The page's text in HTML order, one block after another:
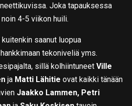
Joka tapauksessa
4-5 viikon huili.
saanut luopua
tekoniveliä yms.
sillä kolhiintuneetVille
ja Matti Lähitie ovat kaikki tänään
Jaakko Lammen, Petri